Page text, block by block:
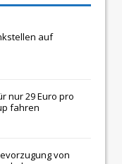
auf
nur 29 Euro pro
fahren
von